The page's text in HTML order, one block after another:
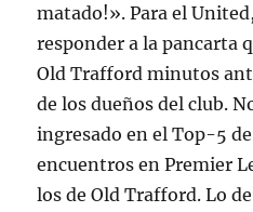
matado!». Para el
responder a la pancarta
Old Trafford minutos
de los dueños del club.
ingresado en el Top-5
encuentros en Premier
los de Old Trafford. Lo